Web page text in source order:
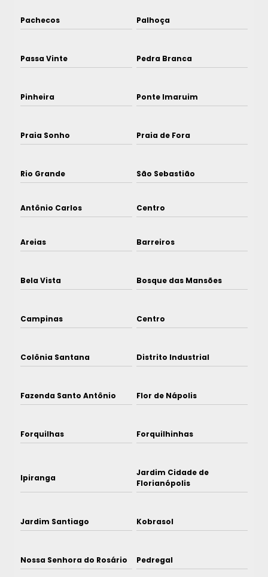
Pachecos Palhoça
Passa Vinte Pedra Branca
Pinheira Ponte Imaruim
Praia Sonho Praia de Fora
Rio Grande São Sebastião
Antônio Carlos Centro
Areias Barreiros
Bela Vista Bosque das Mansões
Campinas Centro
Colônia Santana Distrito Industrial
Fazenda Santo Antônio Flor de Nápolis
Forquilhas Forquilhinhas
Ipiranga
Jardim Cidade de
Florianópolis
Jardim Santiago Kobrasol
Nossa Senhora do Rosário Pedregal